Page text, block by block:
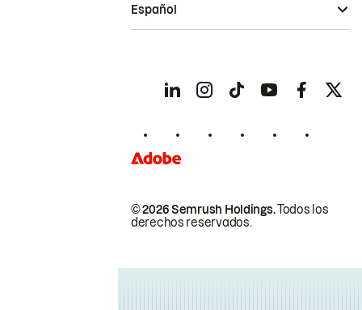
© 2026 Semrush Holdings.Todos los
derechos reservados.
Español